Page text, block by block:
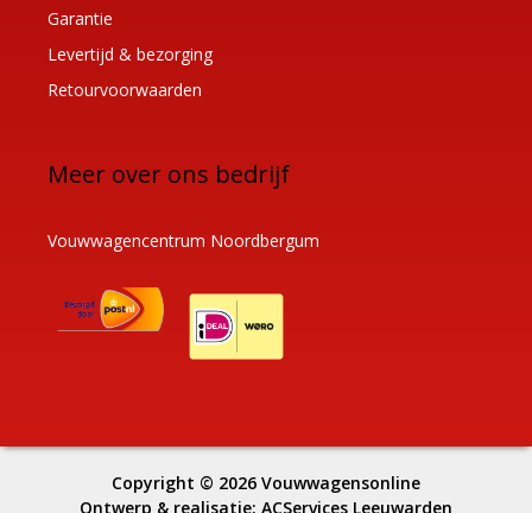
Garantie
Levertijd & bezorging
Retourvoorwaarden
Meer over ons bedrijf
Vouwwagencentrum Noordbergum
Copyright © 2026 Vouwwagensonline
Ontwerp & realisatie: ACServices Leeuwarden